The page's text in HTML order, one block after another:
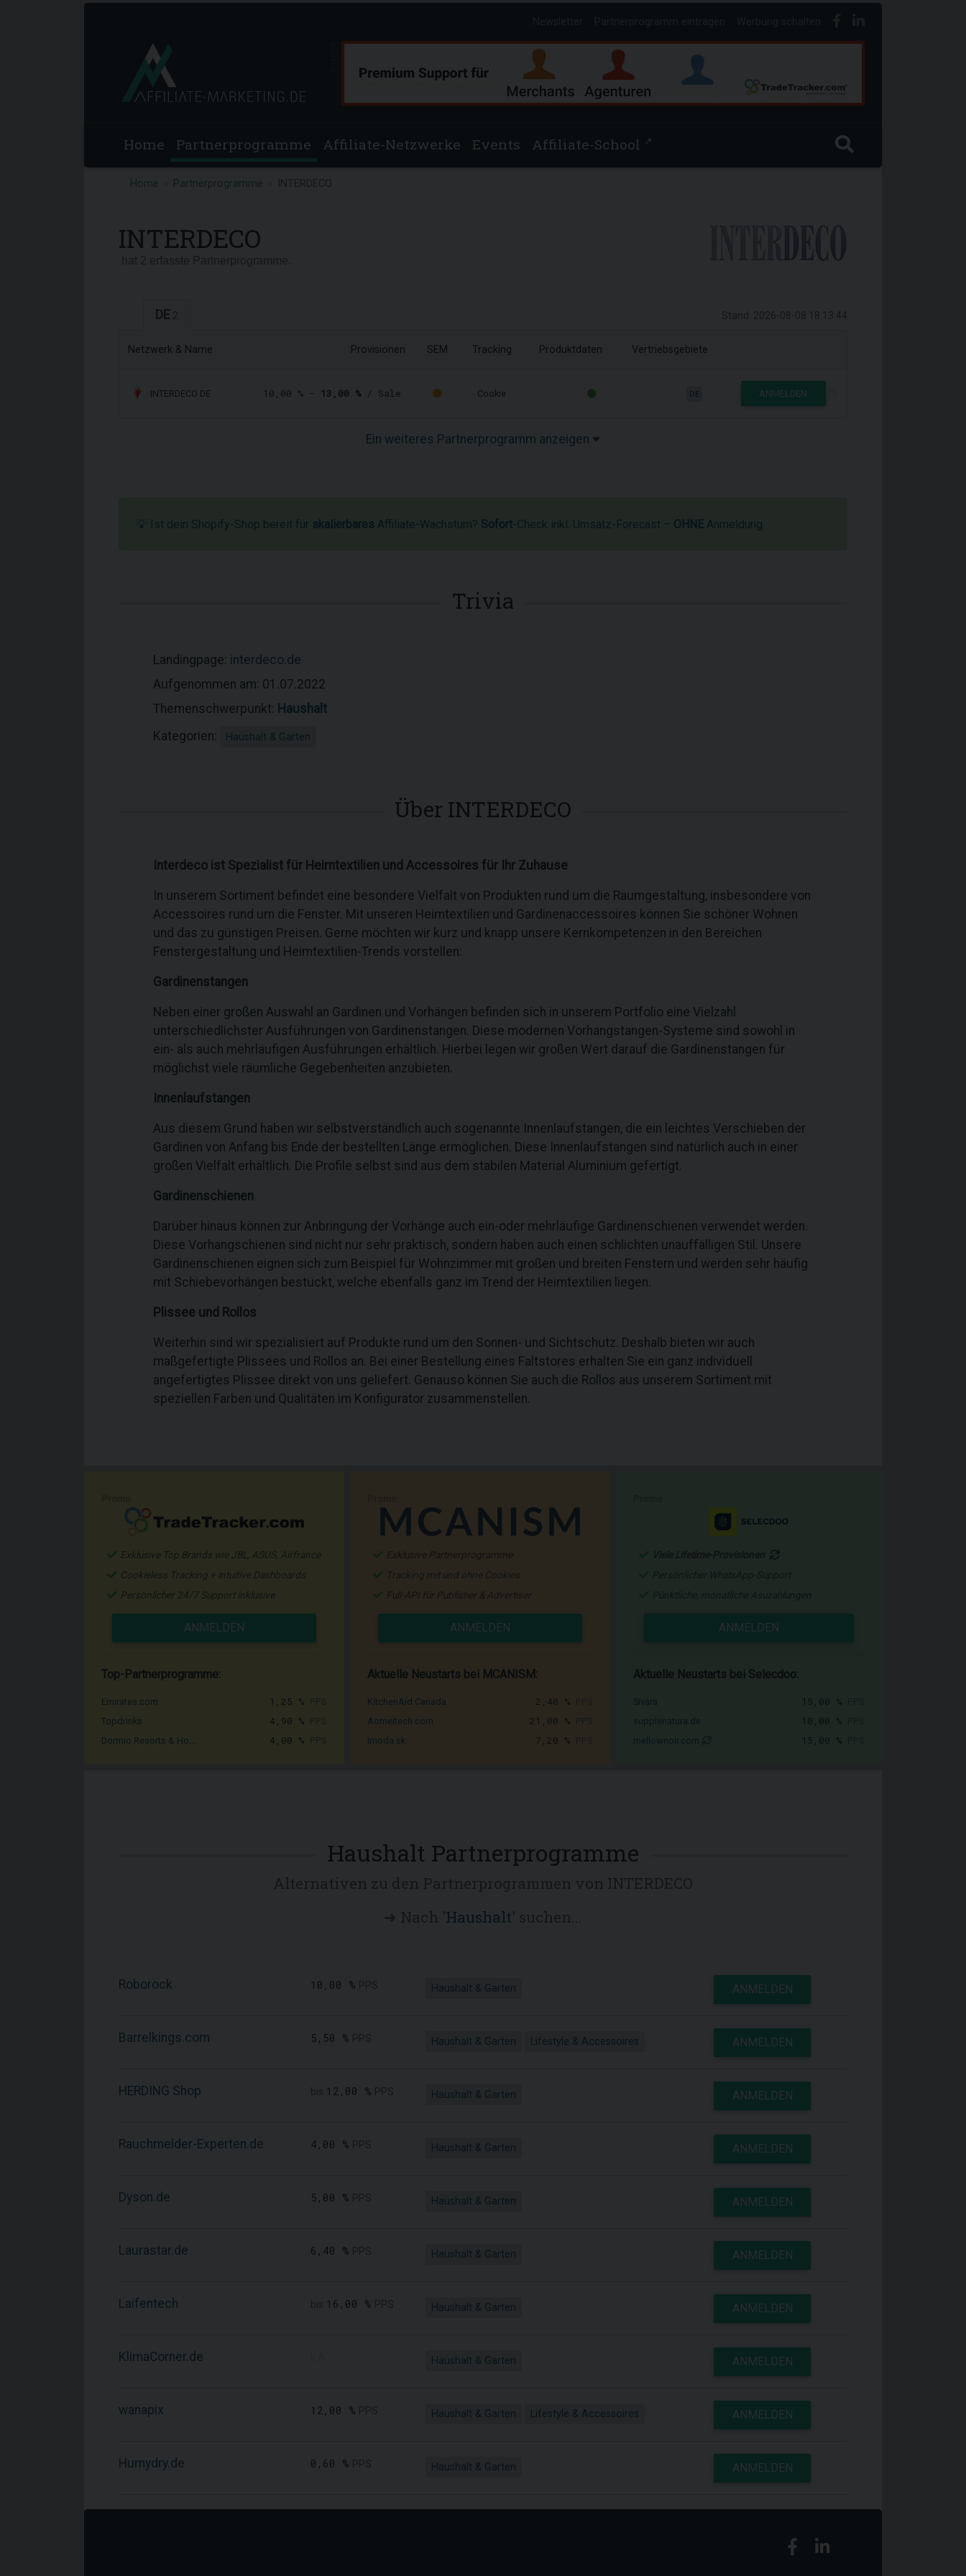
Home Partnerprogramme Affiliate-Netzwerke Events Affiliate-School ↗
Home Partnerprogramme
INTERDECO
DE
Netzwerk & Name Provisionen SEM Tracking Produktdaten Vertriebsgebiete
INTERDECO DE 10,00 % - 13,00 % / Sale Cookie DE ANMELDEN
Ein weiteres Partnerprogramm anzeigen
💡 Ist dein Shopify-Shop bereit für skalierbares Affiliate-Wachstum? Sofort-Check inkl. Umsatz-Forecast – OHNE Anmeldung.
Trivia
Landingpage: interdeco.de
Aufgenommen am: 01.07.2022
Themenschwerpunkt: Haushalt
Kategorien:
Haushalt & Garten
Über INTERDECO
Interdeco ist Spezialist für Heimtextilien und Accessoires für Ihr Zuhause
In unserem Sortiment befindet eine besondere Vielfalt von Produkten rund um die Raumgestaltung, insbesondere von
Accessoires rund um die Fenster. Mit unseren Heimtextilien und Gardinenaccessoires können Sie schöner Wohnen
und das zu günstigen Preisen. Gerne möchten wir kurz und knapp unsere Kernkompetenzen in den Bereichen
Fenstergestaltung und Heimtextilien-Trends vorstellen:
Gardinenstangen
Neben einer großen Auswahl an Gardinen und Vorhängen befinden sich in unserem Portfolio eine Vielzahl
unterschiedlichster Ausführungen von Gardinenstangen. Diese modernen Vorhangstangen-Systeme sind sowohl in
ein- als auch mehrläufigen Ausführungen erhältlich. Hierbei legen wir großen Wert darauf die Gardinenstangen für
möglichst viele räumliche Gegebenheiten anzubieten.
Innenlaufstangen
Aus diesem Grund haben wir selbstverständlich auch sogenannte Innenlaufstangen, die ein leichtes Verschieben der
Gardinen von Anfang bis Ende der bestellten Länge ermöglichen. Diese Innenlaufstangen sind natürlich auch in einer
großen Vielfalt erhältlich. Die Profile selbst sind aus dem stabilen Material Aluminium gefertigt.
Gardinenschienen
Darüber hinaus können zur Anbringung der Vorhänge auch ein-oder mehrläufige Gardinenschienen verwendet werden.
Diese Vorhangschienen sind nicht nur sehr praktisch, sondern haben auch einen schlichten unauffälligen Stil. Unsere
Gardinenschienen eignen sich zum Beispiel für Wohnzimmer mit großen und breiten Fenstern und werden sehr häufig
mit Schiebevorhängen bestückt, welche ebenfalls ganz im Trend der Heimtextilien liegen.
Plissee und Rollos
Weiterhin sind wir spezialisiert auf Produkte rund um den Sonnen- und Sichtschutz. Deshalb bieten wir auch
maßgefertigte Plissees und Rollos an. Bei einer Bestellung eines Faltstores erhalten Sie ein ganz individuell
angefertigtes Plissee direkt von uns geliefert. Genauso können Sie auch die Rollos aus unserem Sortiment mit
speziellen Farben und Qualitäten im Konfigurator zusammenstellen.
Exklusive Top Brands wie JBL, ASUS, Airfrance
Cookieless Tracking + intuitive Dashboards
Persönlicher 24/7 Support inklusive
ANMELDEN
Top-Partnerprogramme:
Emirates.com 1,25 %
Topdrinks 4,90 %
Dormio Resorts & Ho... 4,00 %
Exklusive Partnerprogramme
Tracking mit und ohne Cookies
Full-API für Publisher & Advertiser
ANMELDEN
Aktuelle Neustarts bei MCANISM:
KitchenAid Canada 2,40 %
Aomeitech.com 21,00 %
Imoda.sk 7,20 %
ANMELDEN
Aktuelle Neustarts bei Selecdoo:
15,00 %
10,00 %
15,00 %
Haushalt Partnerprogramme
Haushalt
Roborock 10,00 % Haushalt & Garten ANMELDEN
Barrelkings.com 5,50 % Haushalt & Garten Lifestyle & Accessoires ANMELDEN
HERDING Shop 12,00 % Haushalt & Garten ANMELDEN
Rauchmelder-Experten.de 4,00 % Haushalt & Garten ANMELDEN
Dyson.de 5,00 % Haushalt & Garten ANMELDEN
Laurastar.de 6,40 % Haushalt & Garten ANMELDEN
Laifentech 16,00 % Haushalt & Garten ANMELDEN
KlimaCorner.de Haushalt & Garten ANMELDEN
wanapix 12,00 % Haushalt & Garten Lifestyle & Accessoires ANMELDEN
Humydry.de 0,60 % Haushalt & Garten ANMELDEN